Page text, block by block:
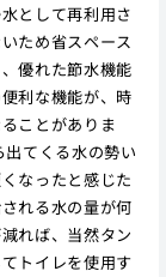
として再利用さ
ため省スペース
優れた節水機能
利な機能が、時
ことがありま
てくる水の勢い
なったと感じた
れる水の量が何
れば、当然タン
トイレを使用す